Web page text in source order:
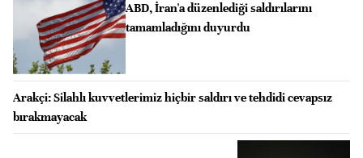
ABD, İran'a düzenlediği saldırılarını
tamamladığını duyurdu
Arakçi: Silahlı kuvvetlerimiz hiçbir saldırı ve tehdidi cevapsız
bırakmayacak